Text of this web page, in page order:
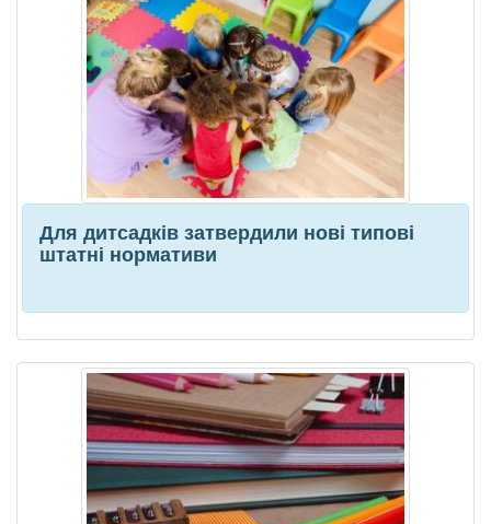
Для дитсадків затвердили нові типові
штатні нормативи